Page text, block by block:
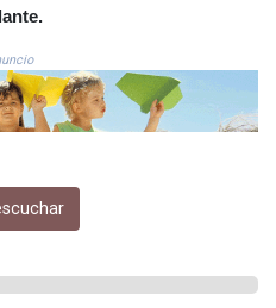
ETB 186.049588
FJD 2.553384
FKP 0.8566
GBP 0.856968
GGP 0.8566
GHS 13.526832
GNF